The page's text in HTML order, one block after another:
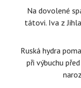
Na dovolené
tátovi. Iva z
Ruská hydra
při výbuchu